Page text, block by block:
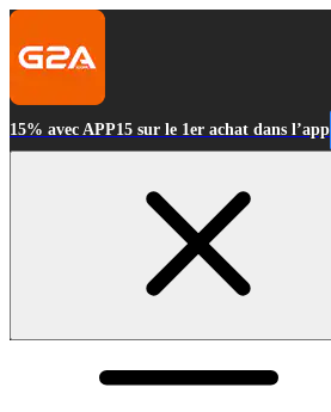
15% avec APP15 sur le 1er achat dans l’app